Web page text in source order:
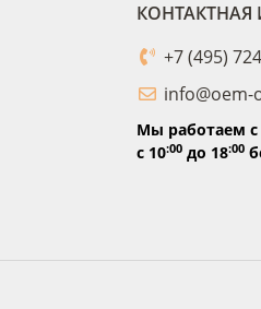
+7 (495)
info@oem-
Мы работаем с
с 10:00до 18:00